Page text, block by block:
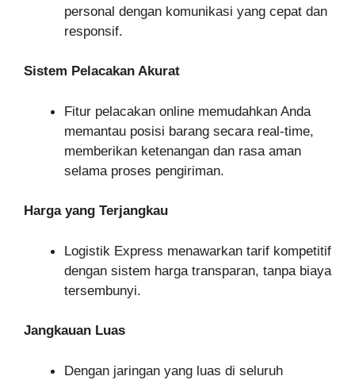
personal dengan komunikasi yang cepat dan
responsif.
Sistem Pelacakan Akurat
Fitur pelacakan online memudahkan Anda
memantau posisi barang secara real-time,
memberikan ketenangan dan rasa aman
selama proses pengiriman.
Harga yang Terjangkau
Logistik Express menawarkan tarif kompetitif
dengan sistem harga transparan, tanpa biaya
tersembunyi.
Jangkauan Luas
Dengan jaringan yang luas di seluruh